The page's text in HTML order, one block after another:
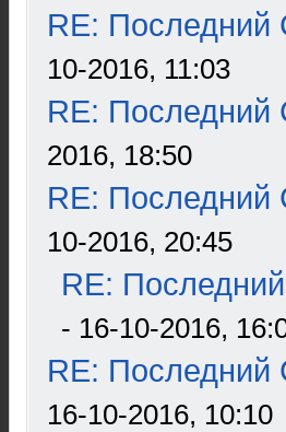
RE: Последний
10-2016, 11:03
RE: Последний
2016, 18:50
RE: Последний
10-2016, 20:45
RE:
- 16-10-2016,
RE: Последний
16-10-2016, 10:10